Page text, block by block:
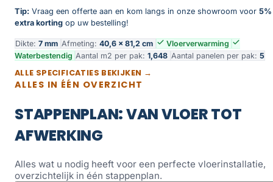
Tip: Vraag een offerte aan en kom langs in onze showroom voor 5%
extra korting op uw bestelling!
Dikte: 7 mm Afmeting: 40,6 × 81,2 cm
Vloerverwarming
Waterbestendig Aantal m2 per pak: 1,648 Aantal panelen per pak: 5
ALLE SPECIFICATIES BEKIJKEN →
ALLES IN ÉÉN OVERZICHT
STAPPENPLAN: VAN VLOER TOT
AFWERKING
Alles wat u nodig heeft voor een perfecte vloerinstallatie,
overzichtelijk in één stappenplan.